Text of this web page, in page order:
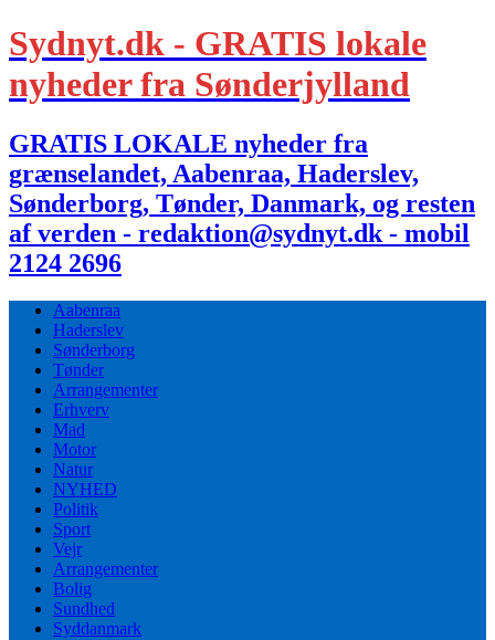
Sydnyt.dk - GRATIS lokale
nyheder fra Sønderjylland
GRATIS LOKALE nyheder fra
grænselandet, Aabenraa, Haderslev,
Sønderborg, Tønder, Danmark, og resten
af verden - redaktion@sydnyt.dk - mobil
2124 2696
Aabenraa
Haderslev
Sønderborg
Tønder
Arrangementer
Erhverv
Mad
Motor
Natur
NYHED
Politik
Sport
Vejr
Arrangementer
Bolig
Sundhed
Syddanmark